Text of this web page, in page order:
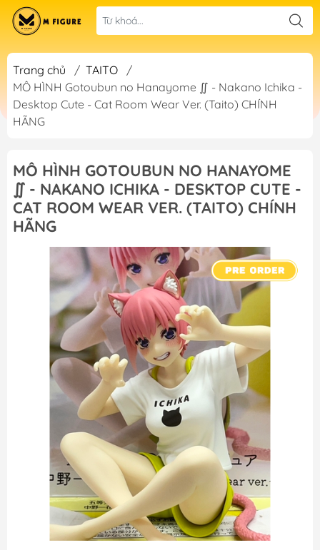
Trang chủ / TAITO
/
MÔ HÌNH Gotoubun no Hanayome ∬ - Nakano Ichika -
Desktop Cute - Cat Room Wear Ver. (Taito) CHÍNH
HÃNG
MÔ HÌNH GOTOUBUN NO HANAYOME
∬ - NAKANO ICHIKA - DESKTOP CUTE -
CAT ROOM WEAR VER. (TAITO) CHÍNH
HÃNG